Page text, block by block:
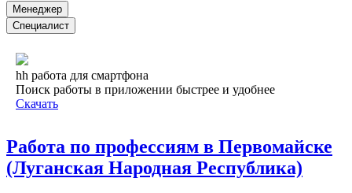
Менеджер
Специалист
hh работа для смартфона
Поиск работы в приложении быстрее и удобнее
Скачать
Работа по профессиям в Первомайске
(Луганская Народная Республика)